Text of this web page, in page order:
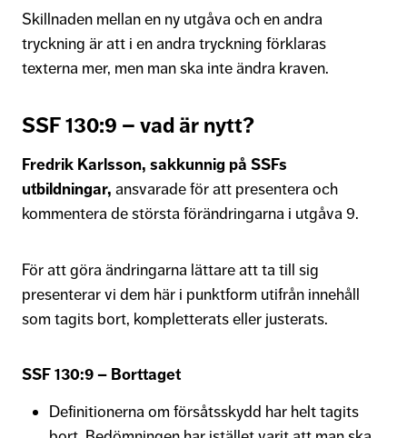
Skillnaden mellan en ny utgåva och en andra
tryckning är att i en andra tryckning förklaras
texterna mer, men man ska inte ändra kraven.
SSF 130:9 – vad är nytt?
Fredrik Karlsson, sakkunnig på SSFs
utbildningar, ansvarade för att presentera och
kommentera de största förändringarna i utgåva 9.
För att göra ändringarna lättare att ta till sig
presenterar vi dem här i punktform utifrån innehåll
som tagits bort, kompletterats eller justerats.
SSF 130:9 – Borttaget
Definitionerna om försåtsskydd har helt tagits